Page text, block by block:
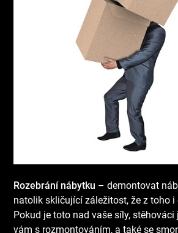
Rozebrání nábytku – demontovat
natolik skličující záležitost, že z toho i
Pokud je toto nad vaše síly,
vám s rozmontováním, a také se